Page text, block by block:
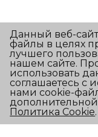
Условия
Согласие на
О
Данный веб-
файлы в целях
лучшего
нашем сайте.
использовать
соглашаетесь с
нами cookie-
Политика Cookie.